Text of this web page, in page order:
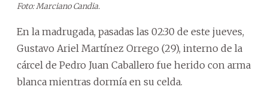
Foto: Marciano Candia.
En la madrugada, pasadas las 02:30 de este jueves,
Gustavo Ariel Martínez Orrego (29), interno de la
cárcel de Pedro Juan Caballero fue herido con arma
blanca mientras dormía en su celda.